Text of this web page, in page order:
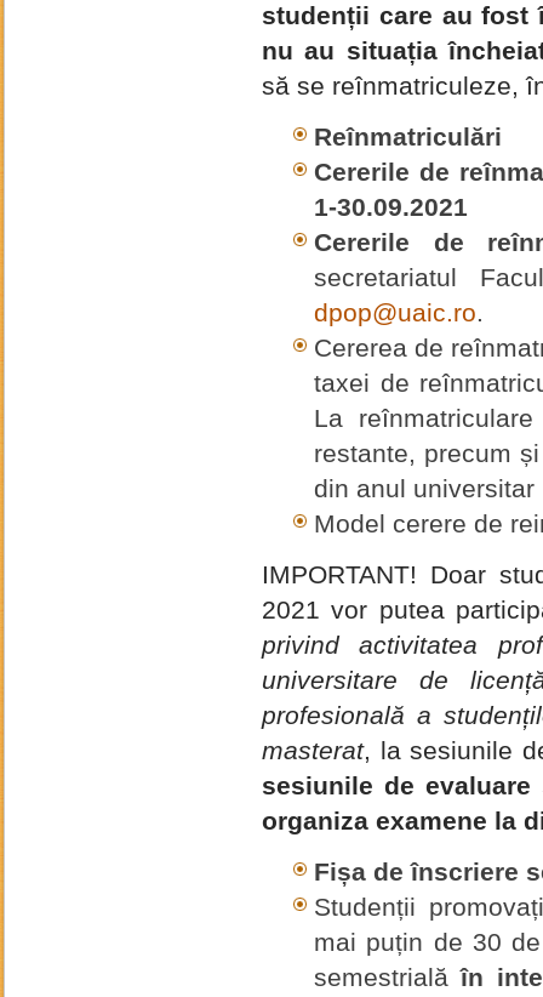
studenții care au fost
nu au situația
să se reînmatriculeze,
Reînmatriculări
Cererile de
1-30.09.2021
Cererile de
secretariatul
dpop@uaic.ro.
Cererea de
taxei de
La
restante, precum
din anul
Model cerere de
IMPORTANT! Doar
2021 vor putea
privind activitatea
universitare de
profesională a
masterat, la sesiunile
sesiunile de evaluare
organiza examene la
Fișa de înscriere
Studenții
mai puțin de 30
semestrialăîn